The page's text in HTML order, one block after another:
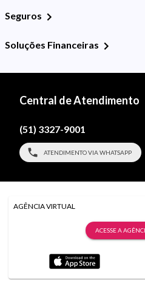
Seguros
Soluções Financeiras
Central de Atendimento
(51) 3327-9001
ATENDIMENTO VIA WHATSAPP
AGÊNCIA VIRTUAL
ACESSE A